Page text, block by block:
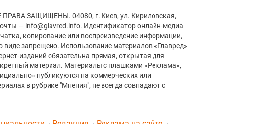
ПРАВА ЗАЩИЩЕНЫ. 04080, г. Киев, ул. Кириловская,
— info@glavred.info. Идентификатор онлайн-медиа
копирование или воспроизведение информации,
запрещено. Использование материалов «Главред»
изданий обязательна прямая, открытая для
материал. Материалы с плашками «Реклама»,
публикуются на коммерческих или
в рубрике "Мнения", не всегда совпадают с